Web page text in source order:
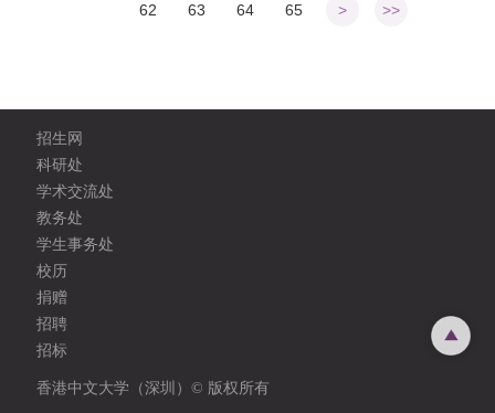
62
63 64 65 > >>
招生网
科研处
学术交流处
教务处
学生事务处
校历
捐赠
招聘
招标
香港中文大学（深圳）© 版权所有